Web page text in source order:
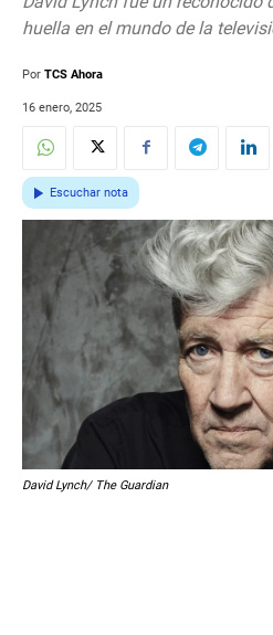
huella en el mundo de la
Por TCS Ahora
16 enero, 2025
Escuchar nota
David Lynch/ The Guardian